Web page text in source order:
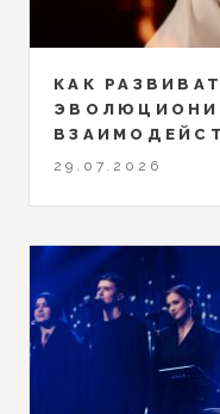
КАК
29.07.2026